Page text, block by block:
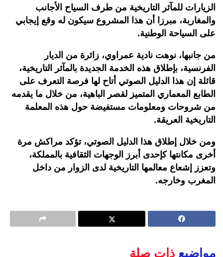
الزيارات للمآثر التاريخية من طرف السياح الأجانب
والمغاربة، مبرزا أن هذا المشروع سيكون له وقع إيجابي
على السياحة الوطنية.
من جانبها، نوهت نادية عمراوي، زائرة من الديار
الفرنسية، بإطلاق هذه الخدمة الجديدة بالمآثر التاريخية،
قائلة إن هذا الدليل الصوتي أتاح لها فرصة التعرف على
الطابع المعماري المتميز لقصر الباهية، من خلال ما يقدمه
من شروحات ومعلومات مستفيضة حول هذه المعلمة
التاريخية العريقة.
ومن خلال إطلاق هذا الدليل الصوتي، تؤكد مراكش مرة
أخرى مكانتها كإحدى أبرز الوجهات الثقافية بالمملكة،
وتعزز إشعاع معالمها التاريخية لدى الزوار من داخل
المغرب وخارجه.
مواضيع ذات صلة